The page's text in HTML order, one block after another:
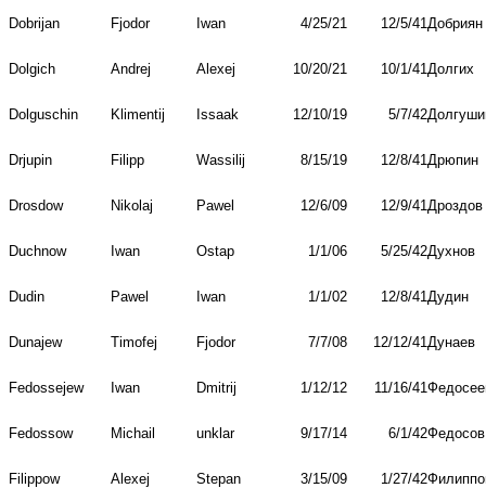
Dobrijan Fjodor Iwan 4/25/21 12/5/41Добриян
Dolgich Andrej Alexej 10/20/21 10/1/41Долгих
Dolguschin Klimentij Issaak 12/10/19 5/7/42
Drjupin Filipp Wassilij 8/15/19 12/8/41Дрюпин
Drosdow Nikolaj Pawel 12/6/09 12/9/41Дроздов
Duchnow Iwan Ostap 1/1/06 5/25/42Духнов
Dudin Pawel Iwan 1/1/02 12/8/41Дудин
Dunajew Timofej Fjodor 7/7/08 12/12/41Дунаев
Fedossejew Iwan Dmitrij 1/12/12 11/16/41
Fedossow Michail unklar 9/17/14 6/1/42Федосов
Filippow Alexej Stepan 3/15/09 1/27/42